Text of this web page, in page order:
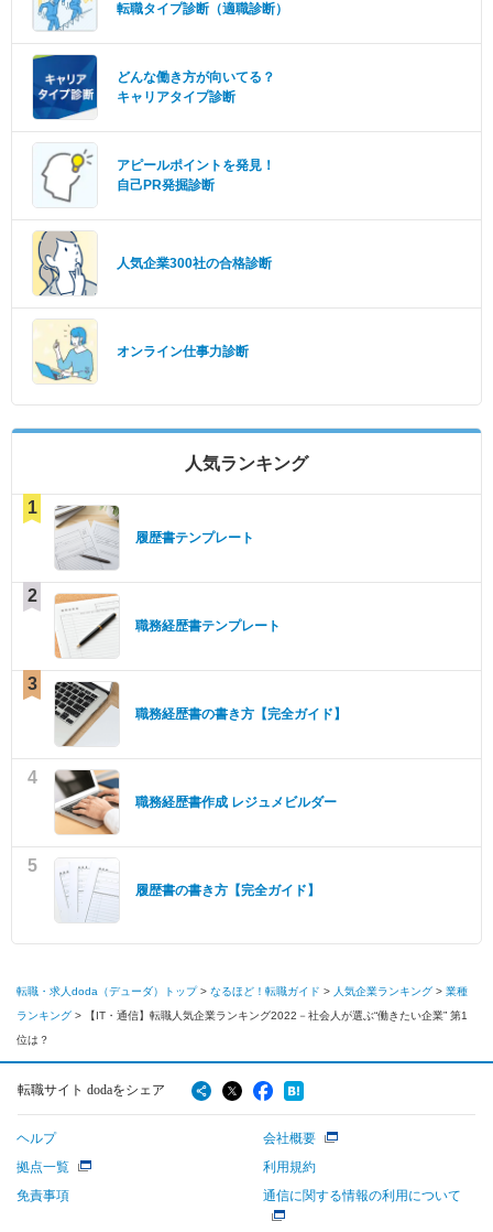
転職タイプ診断（適職診断）
どんな働き方が向いてる？
キャリアタイプ診断
アピールポイントを発見！
自己PR発掘診断
人気企業300社の合格診断
オンライン仕事力診断
人気ランキング
1
履歴書テンプレート
2
職務経歴書テンプレート
3
職務経歴書の書き方【完全ガイド】
4
職務経歴書作成 レジュメビルダー
5
履歴書の書き方【完全ガイド】
転職・求人doda（デューダ）トップ > なるほど！転職ガイド > 人気企業ランキング > 業種
ランキング >
【IT・通信】転職⼈気企業ランキング2022－社会⼈が選ぶ“働きたい企業” 第1
位は？
転職サイト dodaをシェア
ヘルプ
会社概要
拠点一覧
利用規約
免責事項
通信に関する情報の利用について